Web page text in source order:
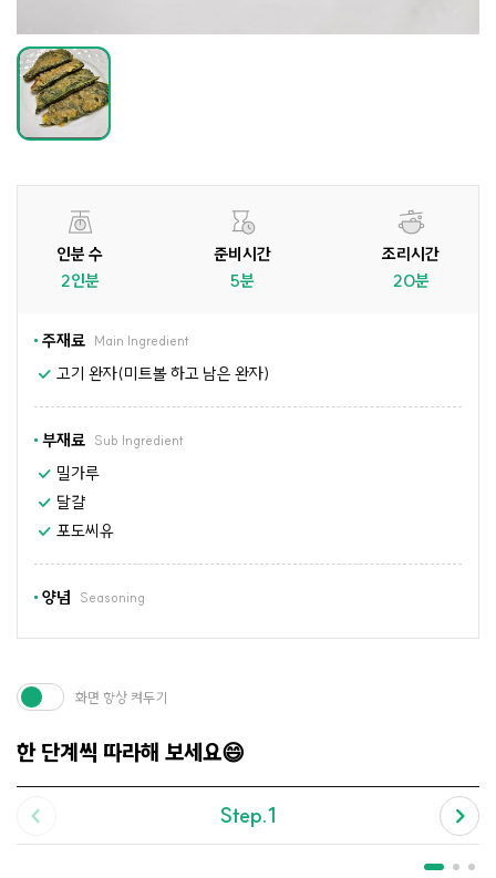
인분 수
2인분
준비시간
5분
조리시간
20분
주재료 Main Ingredient
고기 완자(미트볼 하고 남은 완자)
부재료 Sub Ingredient
밀가루
달걀
포도씨유
양념 Seasoning
한 단계씩 따라해 보세요😄
화면 항상 켜두기
Step.1